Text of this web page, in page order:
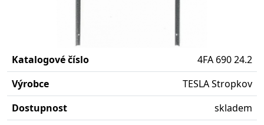
Katalogové číslo
4FA 690 24.2
Výrobce
TESLA Stropkov
Dostupnost
skladem